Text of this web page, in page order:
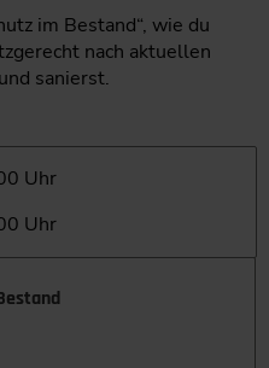
im Bestand“, wie du
nach aktuellen
sanierst.
Uhr
Uhr